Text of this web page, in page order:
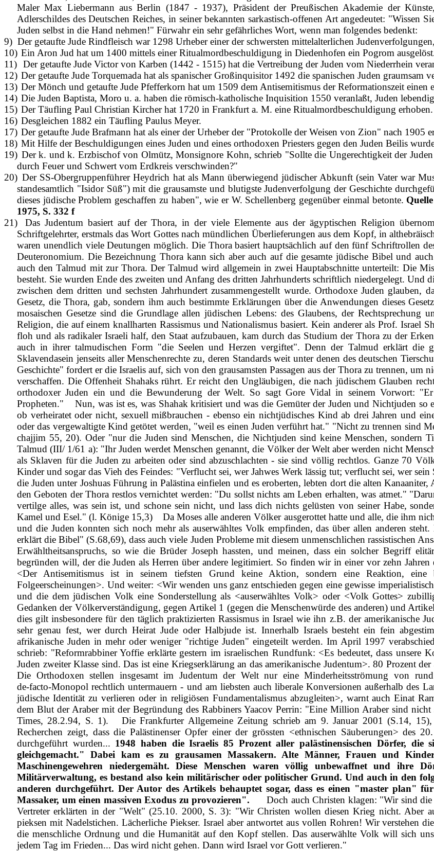
Maler Max Liebermann aus Berlin (1847 - 1937), Präsident der Preußischen Akademie der
Adlerschildes des Deutschen Reiches, in seiner bekannten sarkastisch-offenen Art angedeutet: "Wissen
Juden selbst in die Hand nehmen!" Fürwahr ein sehr gefährliches Wort, wenn man folgendes bedenkt:
9) Der getaufte Jude Rindfleisch war 1298 Urheber einer der schwersten mittelalterlichen
10) Ein Aron Jud hat um 1400 mittels einer Ritualmordbeschuldigung in Diedenhofen ein Pogrom
11) Der getaufte Jude Victor von Karben (1442 - 1515) hat die Vertreibung der Juden vom Niederrhein
12) Der getaufte Jude Torquemada hat als spanischer Großinquisitor 1492 die spanischen Juden graumsam
13) Der Mönch und getaufte Jude Pfefferkorn hat um 1509 dem Antisemitismus der Reformationszeit einen
14) Die Juden Baptista, Moro u. a. haben die römisch‑katholische Inquisition 1550 veranlaßt, Juden
15) Der Täufling Paul Christian Kircher hat 1720 in Frankfurt a. M. eine Ritualmordbeschuldigung erhoben.
16) Desgleichen 1882 ein Täufling Paulus Meyer.
17) Der getaufte Jude Brafmann hat als einer der Urheber der "Protokolle der Weisen von Zion" nach 1905
18) Mit Hilfe der Beschuldigungen eines Juden und eines orthodoxen Priesters gegen den Juden Beilis
19) Der k. und k. Erzbischof von Olmütz, Monsignore Kohn, schrieb "Sollte die Ungerechtigkeit der
durch Feuer und Schwert vom Erdkreis verschwinden?"
20) Der SS‑Obergruppenführer Heydrich hat als Mann überwiegend jüdischer Abkunft (sein Vater war
standesamtlich "Isidor Süß") mit die grausamste und blutigste Judenverfolgung der Geschichte
dieses jüdische Problem geschaffen zu haben", wie er W. Schellenberg gegenüber einmal betonte.
1975, S. 332 f
21)
Das Judentum basiert auf der Thora, in der viele Elemente aus der ägypti­schen Religion
Schriftgelehrter, erstmals das Wort Gottes nach mündlichen Überlieferungen aus dem Kopf, in
waren unendlich viele Deutungen mög­lich. Die Thora basiert hauptsächlich auf den fünf Schriftrollen
Deuteronomium. Die Bezeichnung Thora kann sich aber auch auf die gesamte jüdische Bibel und
auch den Talmud mit zur Thora. Der Talmud wird allgemein in zwei Hauptabschnitte unterteilt: Die
besteht. Sie wurden Ende des zweiten und Anfang des dritten Jahrhunderts schriftlich niedergelegt. Und
zwischen dem dritten und sechsten Jahrhundert zusammengestellt wurde. Orthodoxe Juden glauben,
Gesetz, die Thora, gab, sondern ihm auch bestimmte Erklärungen über die Anwendungen dieses
mosaischen Gesetze sind die Grundlage allen jüdischen Lebens: des Glau­bens, der Rechtsprechung
Religion, die auf einem knallharten Rassismus und Nationalismus basiert. Kein anderer als Prof. Israel
floh und als radikaler Israeli half, den Staat aufzubauen, kam durch das Studium der Thora zu der
auch in ihrer talmudischen Form "die Seelen und Herzen vergiftet". Denn der Talmud erklärt die
Sklavendasein jenseits aller Menschenrechte zu, deren Standards weit unter denen des deutschen
Geschichte" fordert er die Israelis auf, sich von den grausamsten Passagen aus der Thora zu trennen,
verschaffen. Die Offenheit Shahaks rührt. Er reicht den Ungläubigen, die nach jüdischem Glauben
orthodoxer Juden ein und die Bewunderung der Welt. So sagt Gore Vidal in seinem Vorwort:
Propheten."
Nun, was ist es, was Shahak kritisiert und was die Gemüter der Juden und Nichtjuden so
ob verheiratet oder nicht, sexuell mißbrauchen ‑ ebenso ein nichtjüdisches Kind ab drei Jahren und
oder das vergewaltigte Kind getötet werden, "weil es einen Juden verführt hat." "Nicht zu trennen sind
chajjim 55, 20). Oder "nur die Juden sind Menschen, die Nichtjuden sind keine Menschen, sondern
Talmud (III/ 1/61 a): "Ihr Juden werdet Menschen genannt, die Völker der Welt aber werden nicht
als Sklaven für die Juden zu arbeiten oder sind abzuschlachten ‑ sie sind völlig rechtlos. Ganze 70
Kinder und sogar das Vieh des Feindes: "Verflucht sei, wer Jahwes Werk lässig tut; verflucht sei, wer
die Juden unter Joshuas Führung in Palästina einfielen und es eroberten, lebten dort die alten
den Geboten der Thora restlos vernichtet werden: "Du sollst nichts am Leben erhalten, was atmet."
vertilge alles, was sein ist, und schone sein nicht, und lass dich nichts gelüsten von seiner Habe,
Kamel und Esel." (l. Könige 15,3)
Da Moses alle anderen Völker ausgerottet hatte und alle, die ihm
und die Juden konnten sich noch mehr als auserwähltes Volk empfinden, das über allen anderen
erklärt die Bibel" (S.68,69), dass auch viele Juden Probleme mit diesem unmenschlichen rassistischen
Erwähltheitsanspruchs, so wie die Brüder Joseph hassten, und meinen, dass ein solcher Begriff
begründen will, der die Juden als Herren über andere legitimiert. So finden wir in einer vor zehn
<Der Antisemitismus ist in seinem tiefsten Grund keine Aktion, sondern eine Reaktion, eine
Folgeerscheinungen>. Und weiter: <Wir wenden uns ganz entschieden gegen eine gewisse
und die dem jüdischen Volk eine Sonderstellung als <auserwähltes Volk> oder <Volk Gottes>
Gedanken der Völkerverständigung, gegen Artikel 1 (gegen die Menschenwürde des anderen) und
dies gilt insbesondere für den täglich praktizierten Rassismus in Israel wie ihn z.B. der amerikanische
sehr genau fest, wer durch Heirat Jude oder Halbjude ist. Innerhalb Israels besteht ein fein
afrikanische Juden in mehr oder weniger "richtige Juden" eingeteilt werden. Im April 1997
schrieb: "Reformrabbiner Yoffie erklärte gestern im israelischen Rundfunk: <Es bedeutet, dass
Juden zweiter Klasse sind. Das ist eine Kriegserklärung an das amerikanische Judentum>. 80 Prozent
Die Orthodoxen stellen insgesamt im Judentum der Welt nur eine Minderheitsströmung von
de‑facto‑Monopol rechtlich untermauern ‑ und am liebsten auch liberale Konversionen außerhalb des
jüdische Identität zu verlieren oder in religiösen Fundamentalismus abzugleiten>, warnt auch Einat
dem Blut der Araber mit der Begründung des Rabbiners Yaacov Perrin: "Eine Million Araber sind
Times, 28.2.94, S. 1).
Die Frankfurter Allgemeine Zeitung schrieb am 9. Januar 2001 (S.14,
Recherchen zeigt, dass die Palästinenser Opfer einer der grössten <ethnischen Säuberungen> des
durchgeführt wurden... 1948 haben die Israelis 85 Prozent aller palästinensischen Dörfer,
gleichgemacht." Dabei kam es zu grausamen Massakern. Alte Männer, Frauen und
Maschinengewehren niedergemäht. Diese Menschen waren völlig unbewaffnet und ihre
Militärverwaltung, es bestand also kein militärischer oder politischer Grund. Und auch in den
anderen durchgeführt. Der Autor des Artikels behauptet sogar, dass es einen "master plan"
Massaker, um einen massiven Exodus zu provozieren".
Doch auch Christen klagen: "Wir sind die
Vertreter erklärten in der "Welt" (25.10. 2000, S. 3): "Wir Christen wollen diesen Krieg nicht. Aber
pieksen mit Nadelstichen. Lächerliche Piekser. Israel aber antwortet aus vollen Rohren! Wir verstehen
die menschliche Ordnung und die Humanität auf den Kopf stellen. Das auserwählte Volk will sich
jedem Tag im Frieden... Das wird nicht gehen. Dann wird Israel vor Gott verlieren."